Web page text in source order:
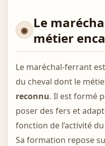
Le
métier
Le maréchal-ferrant
du cheval dont le
reconnu. Il est formé
poser des fers et
fonction de l’activité
Sa formation repose